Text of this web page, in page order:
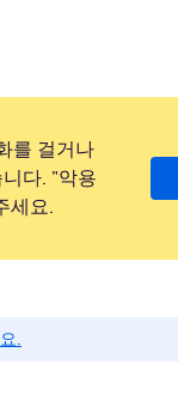
를 걸거나
다. "악용
세요.
.